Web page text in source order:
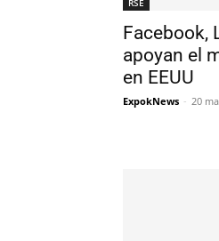
RSE
Facebook,
apoyan el
en EEUU
ExpokNews - 20